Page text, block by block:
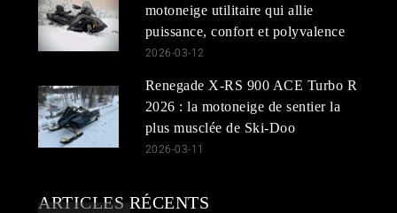
motoneige utilitaire qui allie
puissance, confort et polyvalence
2026-03-12
Renegade X-RS 900 ACE Turbo R
2026 : la motoneige de sentier la
plus musclée de Ski-Doo
2026-03-11
ARTICLES RÉCENTS